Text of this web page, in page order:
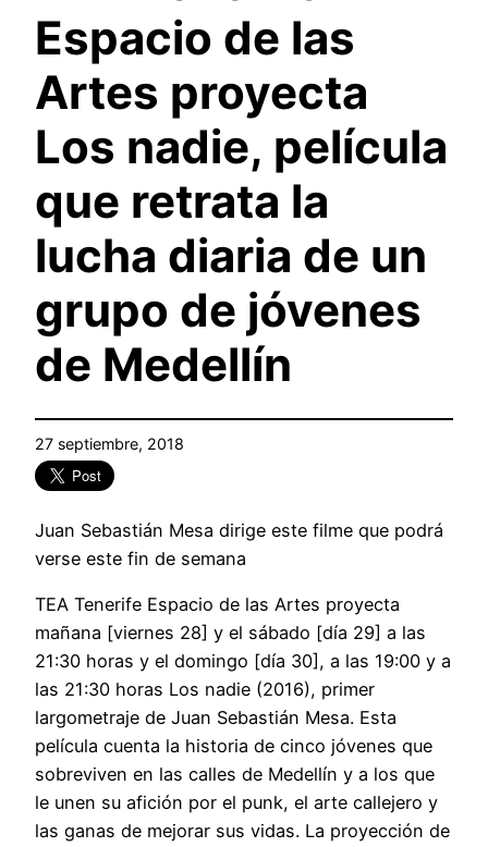
Espacio de las
Artes proyecta
Los nadie, película
que retrata la
lucha diaria de un
grupo de jóvenes
de Medellín
27 septiembre, 2018
Juan Sebastián Mesa dirige este filme que podrá
verse este fin de semana
TEA Tenerife Espacio de las Artes proyecta
mañana [viernes 28] y el sábado [día 29] a las
21:30 horas y el domingo [día 30], a las 19:00 y a
las 21:30 horas Los nadie (2016), primer
largometraje de Juan Sebastián Mesa. Esta
película cuenta la historia de cinco jóvenes que
sobreviven en las calles de Medellín y a los que
le unen su afición por el punk, el arte callejero y
las ganas de mejorar sus vidas. La proyección de